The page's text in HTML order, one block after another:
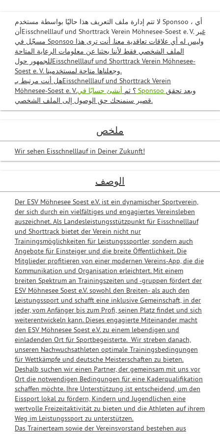
لا تتم إدارة ملف التعريف هذا حاليًا بواسطة مستخدم Sponsoo ، أي
أنEisschnelllauf und Shorttrack Verein Möhnesee-Soest e. V. غير
مسجّل في Sponsoo وليس له أي علاقات تعاقدية معنا. أنت ترى هذا
الملف الشخصي فقط لأننا بحثنا عن معلومات الرعاية المتاحة
للجمهور حولEisschnelllauf und Shorttrack Verein Möhnesee-
Soest e. V. وجعلناها متاحة لمستخدمينا.
هل أنت مرتبط بـEisschnelllauf und Shorttrack Verein
Möhnesee-Soest e. V.؟ ثم أنشئ حسابًا في Sponsoo وبعد تحقق
قصير سنمنحك حق الوصول إلى الملف الشخصي.
ملخص
Wir sehen Eisschnelllauf in Deiner Zukunft!
الوصف
Der ESV Möhnesee Soest e.V. ist ein dynamischer Sportverein,
der sich durch ein vielfältiges und engagiertes Vereinsleben
auszeichnet. Als Landesleistungsstützpunkt für Eisschnelllauf
und Shorttrack bietet der Verein nicht nur
Trainingsmöglichkeiten für Leistungssportler, sondern auch
Angebote für Einsteiger und die breite Öffentlichkeit. Die
Mitglieder profitieren von einer modernen Vereins-App, die die
Kommunikation und Organisation erleichtert. Mit einem
breiten Spektrum an Trainingszeiten und -gruppen fördert der
ESV Möhnesee Soest e.V. sowohl den Breiten- als auch den
Leistungssport und schafft eine inklusive Gemeinschaft, in der
jeder, vom Anfänger bis zum Profi, seinen Platz findet und sich
weiterentwickeln kann. Dieses engagierte Miteinander macht
den ESV Möhnesee Soest e.V. zu einem lebendigen und
einladenden Ort für Sportbegeisterte. Wir streben danach,
unseren Nachwuchsathleten optimale Trainingsbedingungen
für Wettkämpfe und deutsche Meisterschaften zu bieten.
Deshalb suchen wir einen Partner, der gemeinsam mit uns vor
Ort die notwendigen Bedingungen für eine Kaderqualifikation
schaffen möchte. Ihre Unterstützung ist entscheidend, um den
Eissport lokal zu fördern, Kindern und Jugendlichen eine
wertvolle Freizeitaktivität zu bieten und die Athleten auf ihrem
Weg im Leistungssport zu unterstützen.
Das Trainerteam sowie der Vereinsvorstand bestehen aus